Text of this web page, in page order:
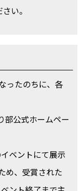
い。
ったのちに、各
部公式ホームペー
ベントにて展示
め、受賞された